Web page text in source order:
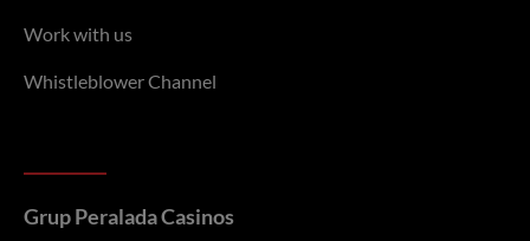
Work with us
Whistleblower Channel
Grup Peralada Casinos